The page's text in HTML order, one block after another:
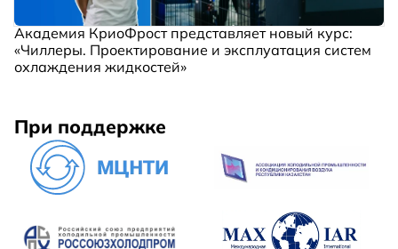
Академия КриоФрост представляет новый курс:
«Чиллеры. Проектирование и эксплуатация систем
охлаждения жидкостей»
При поддержке